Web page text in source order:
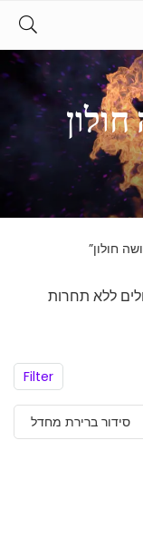
חולון”
ללא תחרות
Filter
סידור ברירת מחדל